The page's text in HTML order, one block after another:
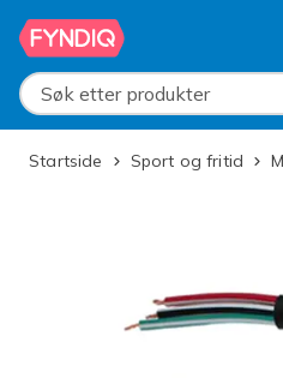
Hopp til hovedinnhold
Søk etter produkter
Startside Sport og fritid